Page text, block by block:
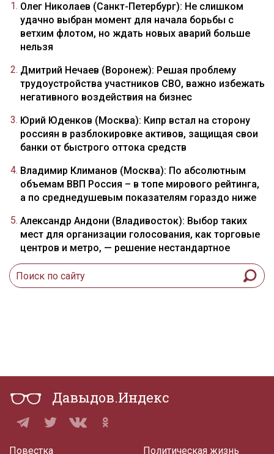
Олег Николаев (Санкт-Петербург): Не слишком
удачно выбран момент для начала борьбы с
ветхим флотом, но ждать новых аварий больше
нельзя
Дмитрий Нечаев (Воронеж): Решая проблему
трудоустройства участников СВО, важно избежать
негативного воздействия на бизнес
Юрий Юденков (Москва): Кипр встал на сторону
россиян в разблокировке активов, защищая свои
банки от быстрого оттока средств
Владимир Климанов (Москва): По абсолютным
объемам ВВП Россия – в топе мирового рейтинга,
а по среднедушевым показателям гораздо ниже
Александр Андони (Владивосток): Выбор таких
мест для организации голосования, как торговые
центров и метро, — решение нестандартное
Давыдов.Индекс
Повестка Политическая жизнь